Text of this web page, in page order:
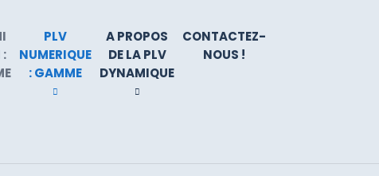
:
PLV
NUMERIQUE
: GAMME
A PROPOS
DE LA PLV
DYNAMIQUE
CONTACTEZ-
NOUS !